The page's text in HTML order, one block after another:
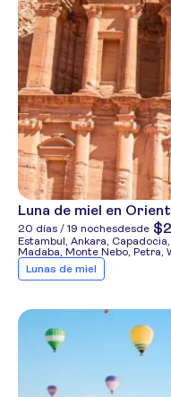
Luna de miel en
20 días / 19 nochesdesde
Estambul, Ankara,
Madaba, Monte Nebo, Petra,
Lunas de miel